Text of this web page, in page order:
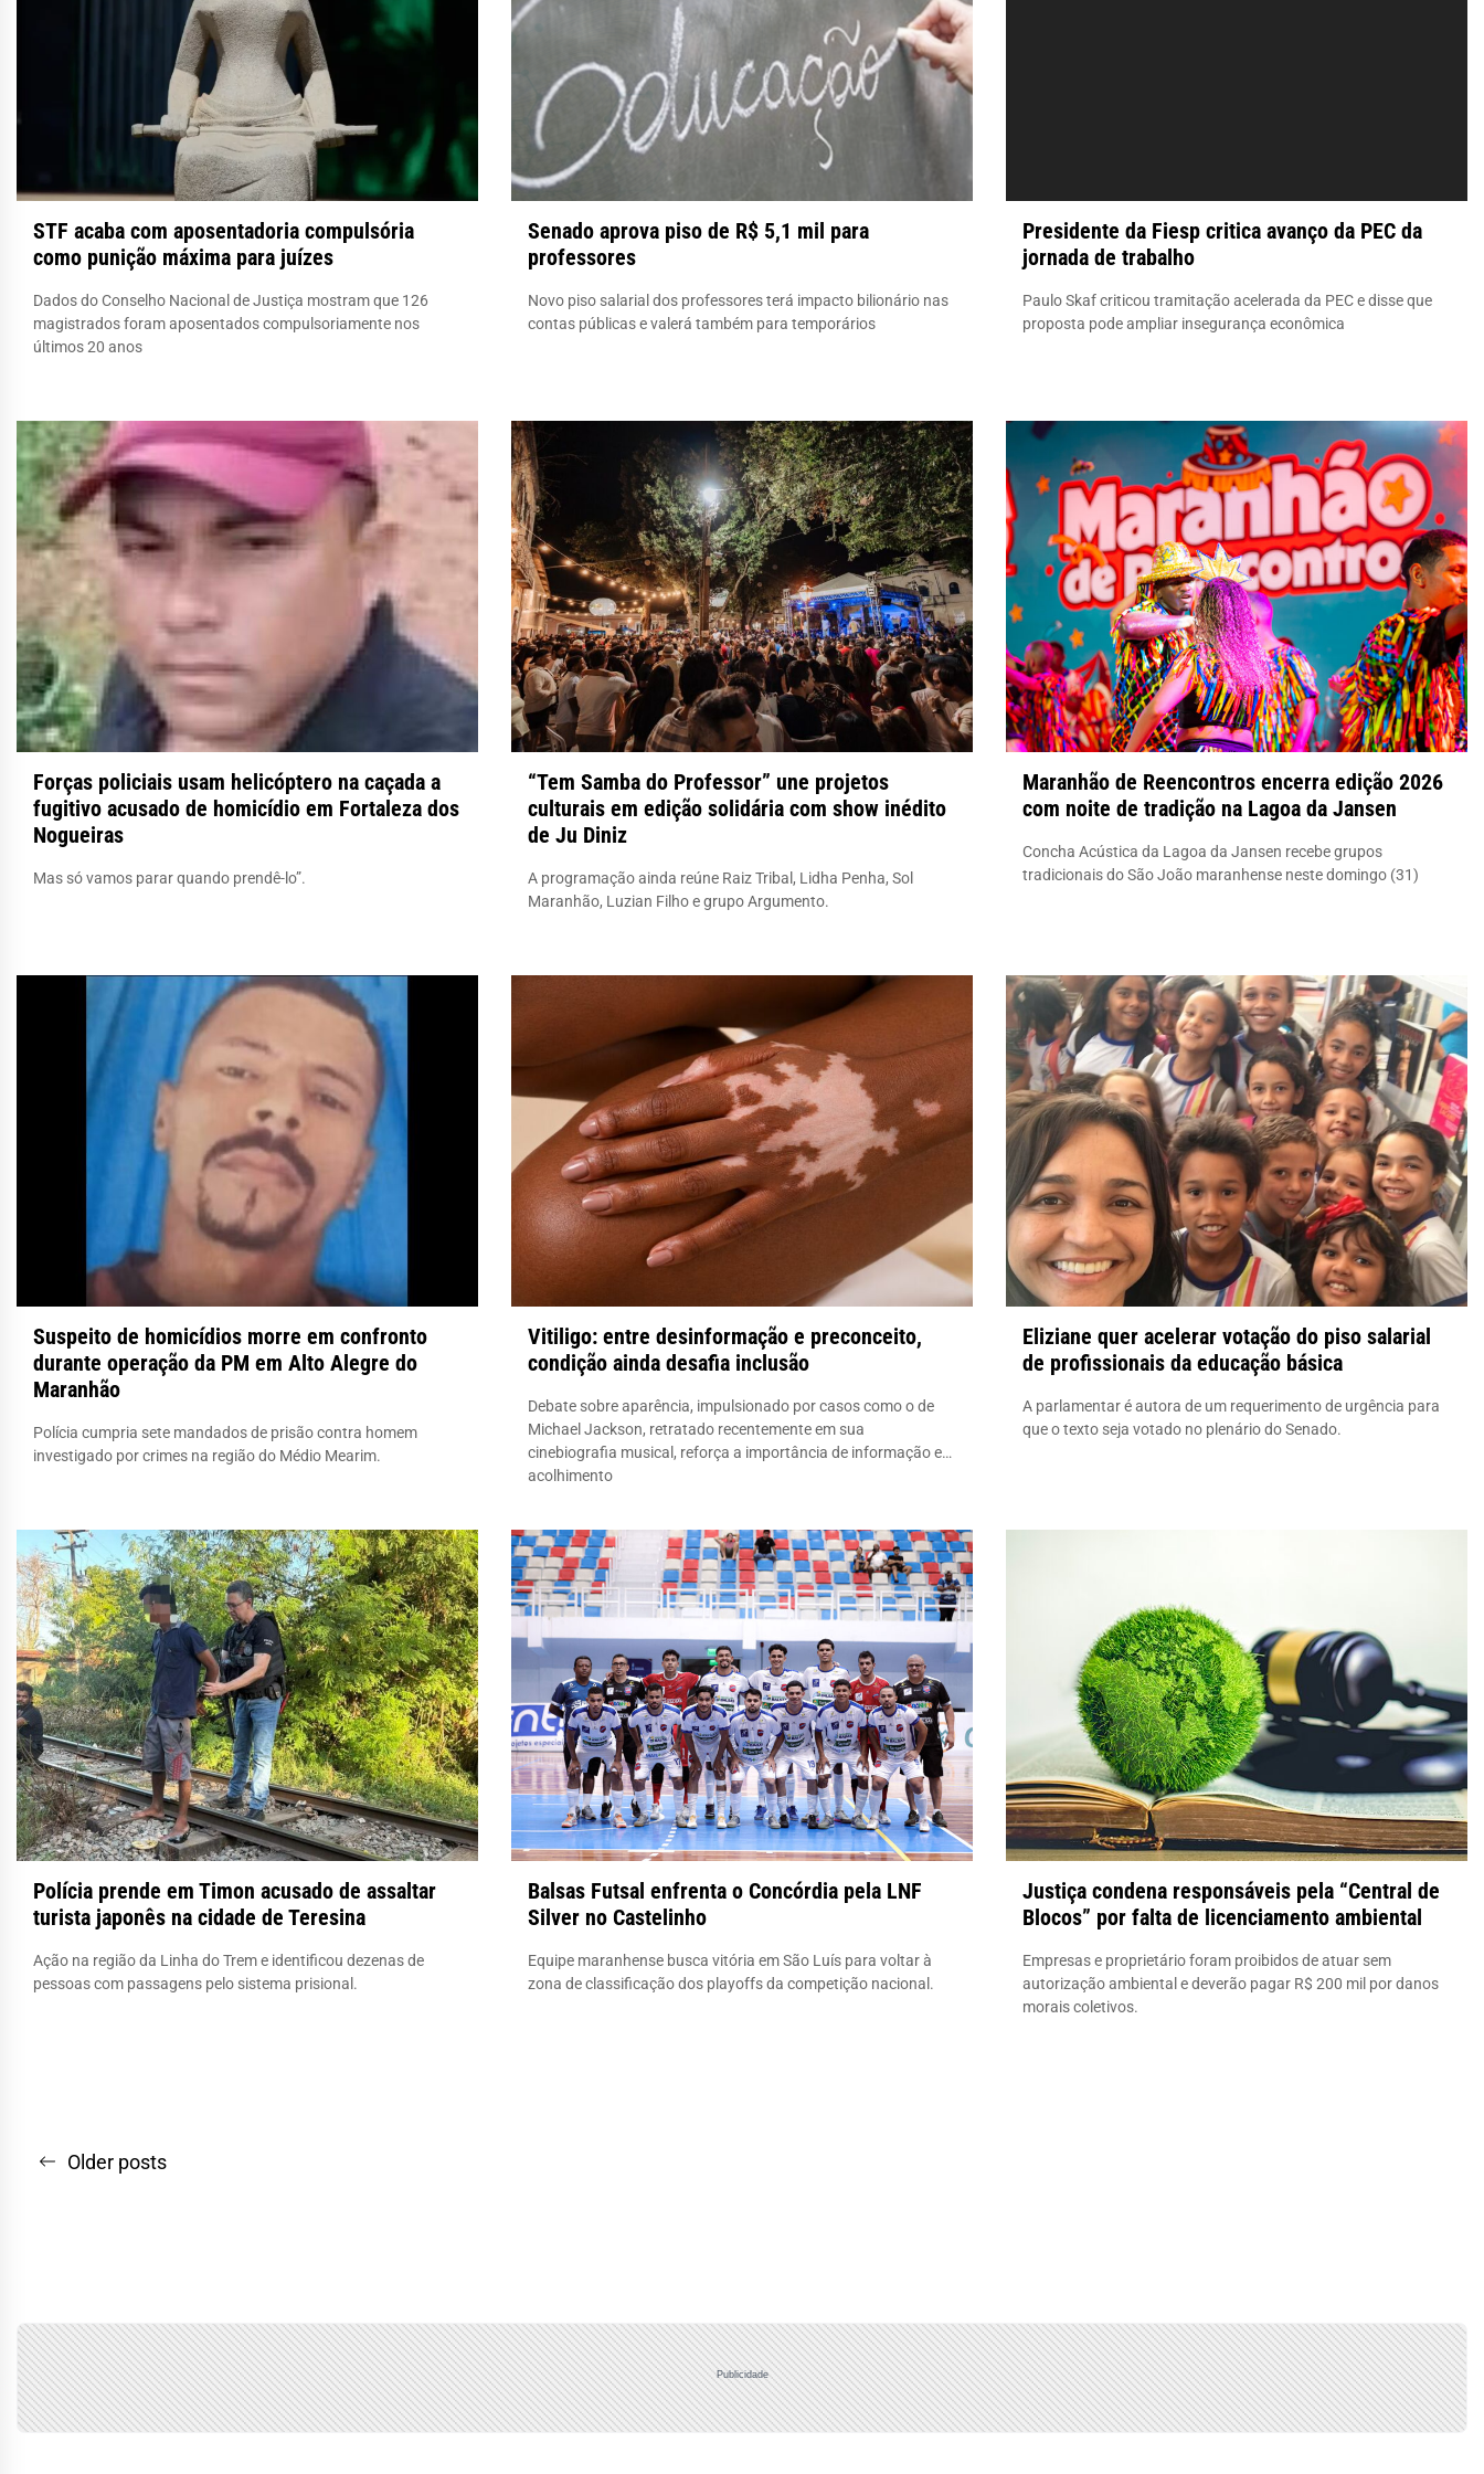
STF acaba com aposentadoria compulsória
como punição máxima para juízes
Dados do Conselho Nacional de Justiça mostram que 126
magistrados foram aposentados compulsoriamente nos
últimos 20 anos
Senado aprova piso de R$ 5,1 mil para
professores
Novo piso salarial dos professores terá impacto bilionário nas
contas públicas e valerá também para temporários
Presidente da Fiesp critica avanço da PEC da
jornada de trabalho
Paulo Skaf criticou tramitação acelerada da PEC e disse que
proposta pode ampliar insegurança econômica
Forças policiais usam helicóptero na caçada a
fugitivo acusado de homicídio em Fortaleza dos
Nogueiras
Mas só vamos parar quando prendê-lo”.
“Tem Samba do Professor” une projetos
culturais em edição solidária com show inédito
de Ju Diniz
A programação ainda reúne Raiz Tribal, Lidha Penha, Sol
Maranhão, Luzian Filho e grupo Argumento.
Maranhão de Reencontros encerra edição 2026
com noite de tradição na Lagoa da Jansen
Concha Acústica da Lagoa da Jansen recebe grupos
tradicionais do São João maranhense neste domingo (31)
Suspeito de homicídios morre em confronto
durante operação da PM em Alto Alegre do
Maranhão
Polícia cumpria sete mandados de prisão contra homem
investigado por crimes na região do Médio Mearim.
Vitiligo: entre desinformação e preconceito,
condição ainda desafia inclusão
Debate sobre aparência, impulsionado por casos como o de
Michael Jackson, retratado recentemente em sua
cinebiografia musical, reforça a importância de informação e
acolhimento
Eliziane quer acelerar votação do piso salarial
de profissionais da educação básica
A parlamentar é autora de um requerimento de urgência para
que o texto seja votado no plenário do Senado.
Polícia prende em Timon acusado de assaltar
turista japonês na cidade de Teresina
Ação na região da Linha do Trem e identificou dezenas de
pessoas com passagens pelo sistema prisional.
Balsas Futsal enfrenta o Concórdia pela LNF
Silver no Castelinho
Equipe maranhense busca vitória em São Luís para voltar à
zona de classificação dos playoffs da competição nacional.
Justiça condena responsáveis pela “Central de
Blocos” por falta de licenciamento ambiental
Empresas e proprietário foram proibidos de atuar sem
autorização ambiental e deverão pagar R$ 200 mil por danos
morais coletivos.
Navegação
Older posts
Publicidade